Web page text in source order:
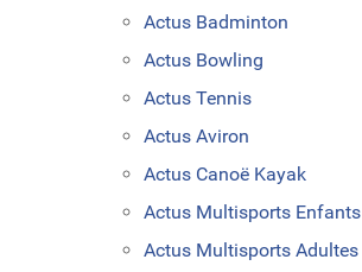
Actus Badminton
Actus Bowling
Actus Tennis
Actus Aviron
Actus Canoë Kayak
Actus Multisports Enfants
Actus Multisports Adultes